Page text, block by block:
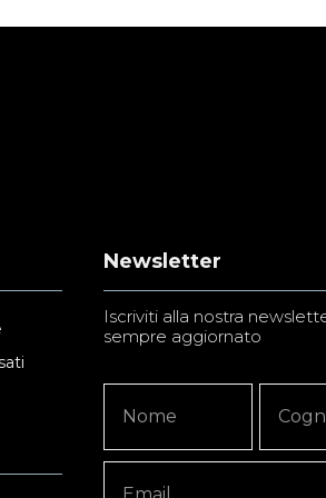
Newsletter
Iscriviti alla nostra
sempre aggiornato
Signup
Copy